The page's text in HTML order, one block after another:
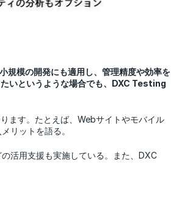
規模の開発にも適用し、管理精度や効率を
いというような場合でも、DXC Testing
ます。たとえば、Webサイトやモバイル
リットを語る。
活用支援も実施している。また、DXC